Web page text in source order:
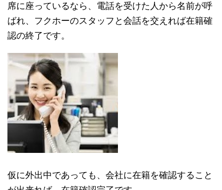
席に座っているなら、電話を受けた人から名前が呼
ばれ、フクホーのスタッフと会話を交えれば在籍確
認の終了です。
仮に外出中であっても、会社に在籍を確認すること